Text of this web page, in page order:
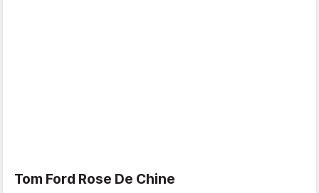
Tom Ford Rose De Chine